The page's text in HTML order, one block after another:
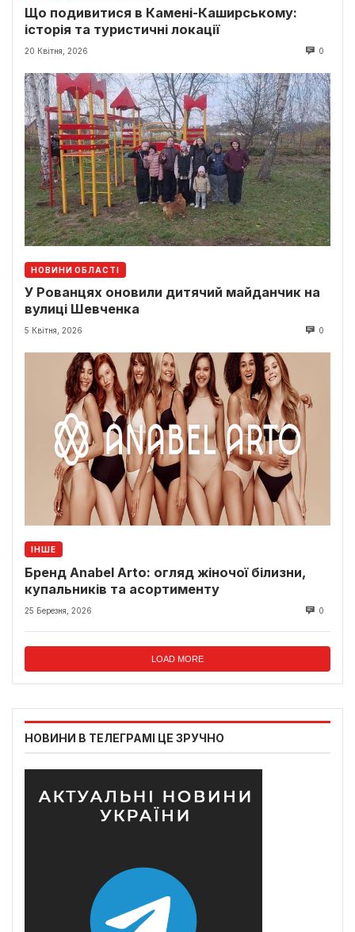
Що подивитися в Камені-Каширському:
історія та туристичні локації
20 Квітня, 2026 0
НОВИНИ ОБЛАСТІ
У Рованцях оновили дитячий майданчик на
вулиці Шевченка
5 Квітня, 2026 0
ІНШЕ
Бренд Anabel Arto: огляд жіночої білизни,
купальників та асортименту
25 Березня, 2026 0
LOAD MORE
НОВИНИ В ТЕЛЕГРАМІ ЦЕ ЗРУЧНО